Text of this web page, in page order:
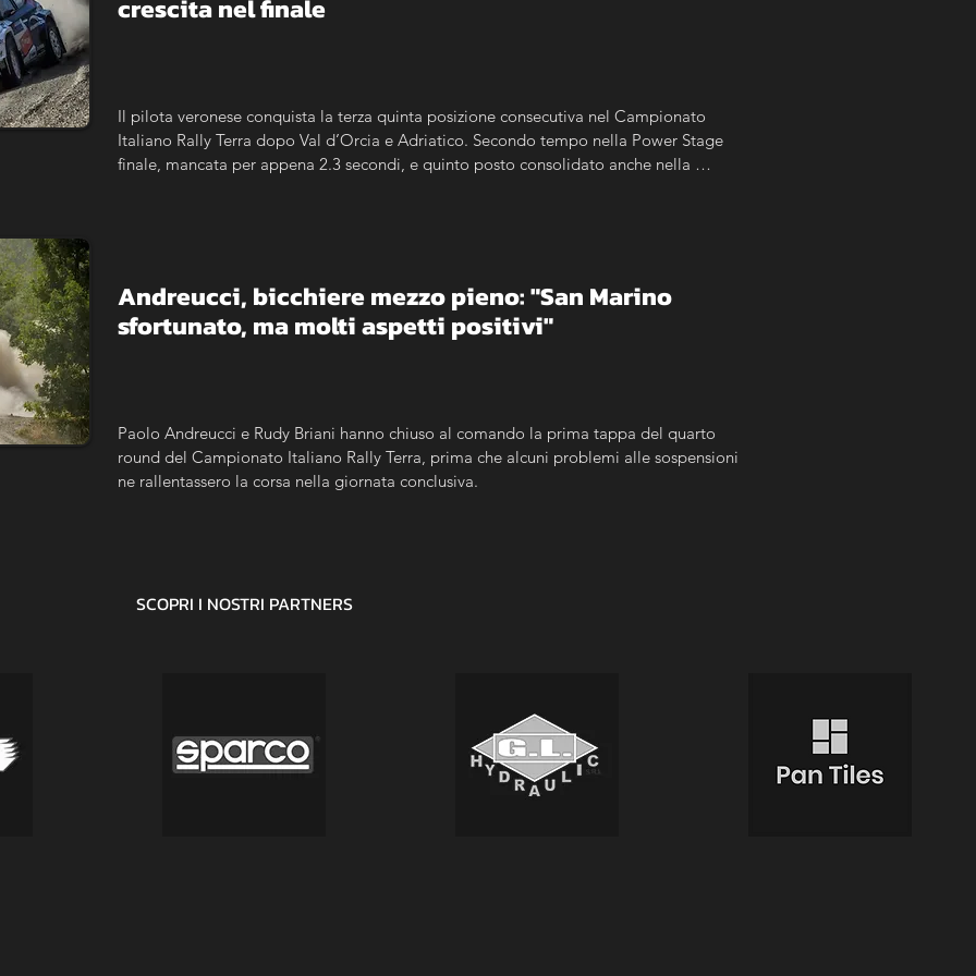
crescita nel finale
Il pilota veronese conquista la terza quinta posizione consecutiva nel Campionato
Italiano Rally Terra dopo Val d’Orcia e Adriatico. Secondo tempo nella Power Stage
finale, mancata per appena 2.3 secondi, e quinto posto consolidato anche nella
Andreucci, bicchiere mezzo pieno: "San Marino
sfortunato, ma molti aspetti positivi"
Paolo Andreucci e Rudy Briani hanno chiuso al comando la prima tappa del quarto
round del Campionato Italiano Rally Terra, prima che alcuni problemi alle sospensioni
ne rallentassero la corsa nella giornata conclusiva.
SCOPRI I NOSTRI PARTNERS